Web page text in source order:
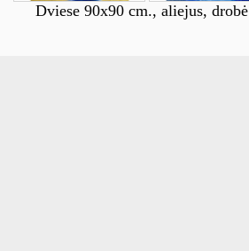
Dviese 90x90 cm., aliejus, drobė